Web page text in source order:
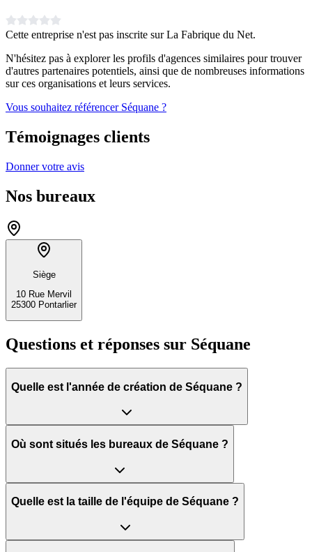
Cette entreprise n'est pas inscrite sur La Fabrique du Net.
N'hésitez pas à explorer les profils d'agences similaires pour trouver
d'autres partenaires potentiels, ainsi que de nombreuses informations
sur ces organisations et leurs services.
Vous souhaitez référencer Séquane ?
Témoignages clients
Donner votre avis
Nos bureaux
Siège
10 Rue Mervil
25300 Pontarlier
Questions et réponses sur Séquane
Quelle est l'année de création de Séquane ?
Où sont situés les bureaux de Séquane ?
Quelle est la taille de l'équipe de Séquane ?